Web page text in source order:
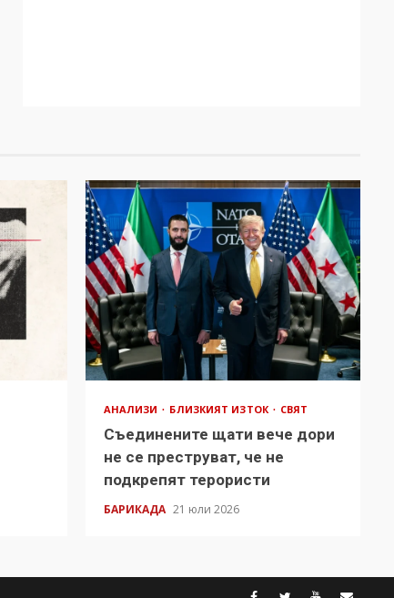
АНАЛИЗИ БЛИЗКИЯТ ИЗТОК СВЯТ
Съединените щати вече дори
не се преструват, че не
подкрепят терористи
БАРИКАДА 21 юли 2026